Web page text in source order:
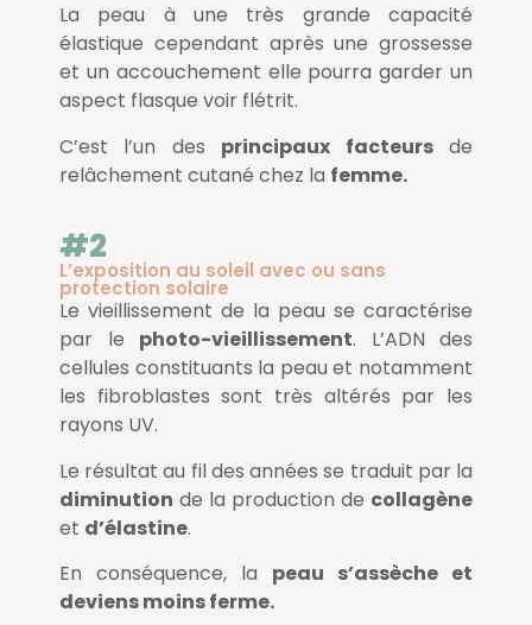
La peau à une très grande capacité
élastique cependant après une grossesse
et un accouchement elle pourra garder un
aspect flasque voir flétrit.
C’est l’un des principaux facteursde
relâchement cutané chez la femme.
#2
L’exposition au soleil avec ou sans
protection solaire
Le vieillissement de la peau se caractérise
par le photo-vieillissement. L’ADN des
cellules constituants la peau et notamment
les fibroblastes sont très altérés par les
rayons UV.
Le résultat au fil des années se traduit par la
diminution de la production de collagène
et d’élastine.
En conséquence, la peau s’assèche et
deviens moins ferme.